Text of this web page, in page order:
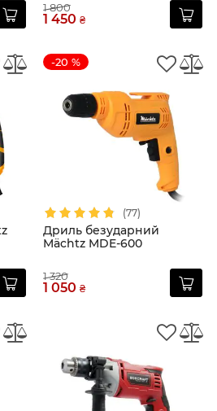
1 800
1 450 ₴
-20 %
(77)
Дриль безударний
Mächtz MDE-600
1 320
1 050 ₴